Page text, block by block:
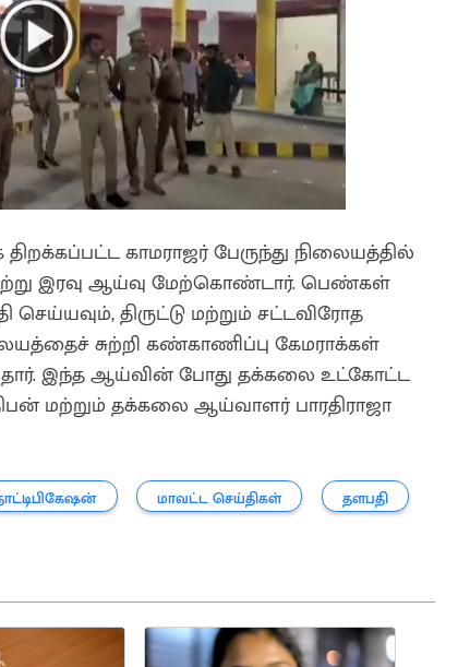
காமராஜர் பேருந்து நிலையத்தில்
இரவு ஆய்வு மேற்கொண்டார். பெண்கள்
திருட்டு மற்றும் சட்டவிரோத
சுற்றி கண்காணிப்பு கேமராக்கள்
இந்த ஆய்வின் போது தக்கலை உட்கோட்ட
மற்றும் தக்கலை ஆய்வாளர் பாரதிராஜா
மாவட்ட செய்திகள் தளபதி